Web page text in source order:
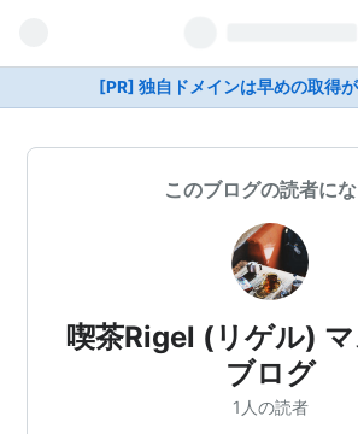
[PR] 独自ドメインは早めの取得
このブログの読者に
喫茶Rigel (リゲル)
ブログ
1人の読者